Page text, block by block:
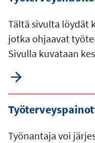
Tältä sivulta löydät
jotka ohjaavat
Sivulla kuvataan
Työnantaja voi